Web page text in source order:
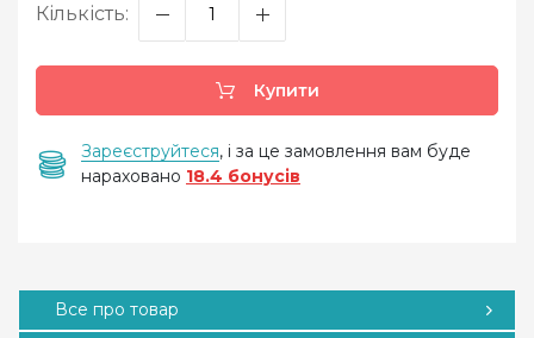
Кількість:
Купити
Зареєструйтеся, і за це замовлення вам буде
нараховано 18.4 бонусів
Все про товар